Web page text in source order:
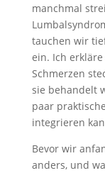
manchmal
tauchen wir
ein. Ich
Schmerzen
sie behandelt
paar
integrieren
Bevor wir
anders, und